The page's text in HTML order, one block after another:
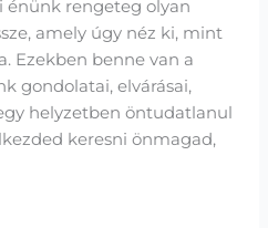
énünk rengeteg olyan
amely úgy néz ki, mint
Ezekben benne van a
gondolatai, elvárásai,
helyzetben öntudatlanul
keresni önmagad,